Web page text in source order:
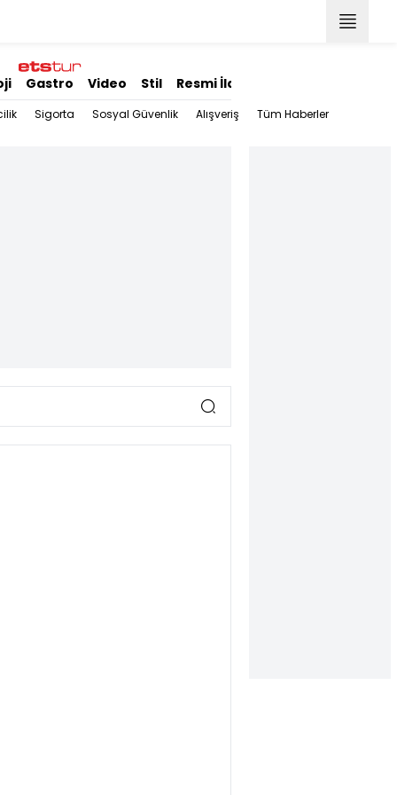
Gastro Video Stil Resmi İlanlar
Sigorta Sosyal Güvenlik Alışveriş Tüm Haberler